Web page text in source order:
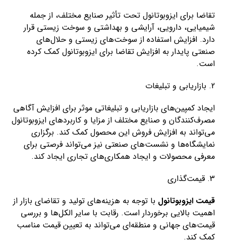
تقاضا برای ایزوبوتانول تحت تأثیر صنایع مختلف، از جمله
شیمیایی، دارویی، آرایشی و بهداشتی و سوخت زیستی قرار
دارد. افزایش استفاده از سوخت‌های زیستی و حلال‌های
صنعتی پایدار به افزایش تقاضا برای ایزوبوتانول کمک کرده
است.
2. بازاریابی و تبلیغات
ایجاد کمپین‌های بازاریابی و تبلیغاتی موثر برای افزایش آگاهی
مصرف‌کنندگان و صنایع مختلف از مزایا و کاربردهای ایزوبوتانول
می‌تواند به افزایش فروش این محصول کمک کند. برگزاری
نمایشگاه‌ها و نشست‌های صنعتی نیز می‌تواند فرصتی برای
معرفی محصولات و ایجاد همکاری‌های تجاری ایجاد کند.
3. قیمت‌گذاری
قیمت‌ ایزوبوتانول با توجه به هزینه‌های تولید و تقاضای بازار از
اهمیت بالایی برخوردار است. رقابت با سایر الکل‌ها و بررسی
قیمت‌های جهانی و منطقه‌ای می‌تواند به تعیین قیمت مناسب
کمک کند.